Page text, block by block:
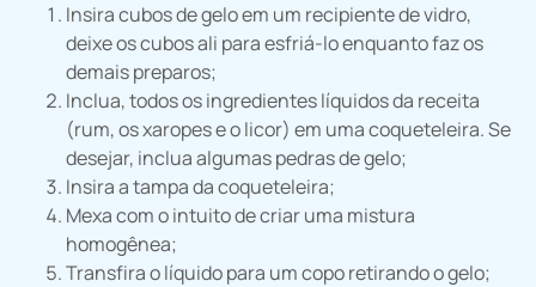
Insira cubos de gelo em um recipiente de vidro,
deixe os cubos ali para esfriá-lo enquanto faz os
demais preparos;
Inclua, todos os ingredientes líquidos da receita
(rum, os xaropes e o licor) em uma coqueteleira. Se
desejar, inclua algumas pedras de gelo;
Insira a tampa da coqueteleira;
Mexa com o intuito de criar uma mistura
homogênea;
Transfira o líquido para um copo retirando o gelo;